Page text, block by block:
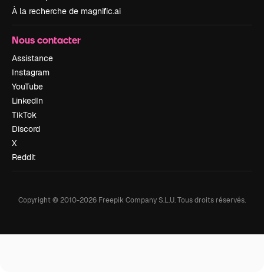
À la recherche de magnific.ai
Nous contacter
Assistance
Instagram
YouTube
LinkedIn
TikTok
Discord
X
Reddit
Copyright © 2010-2026 Freepik Company S.L.U.Tous droits réservés.